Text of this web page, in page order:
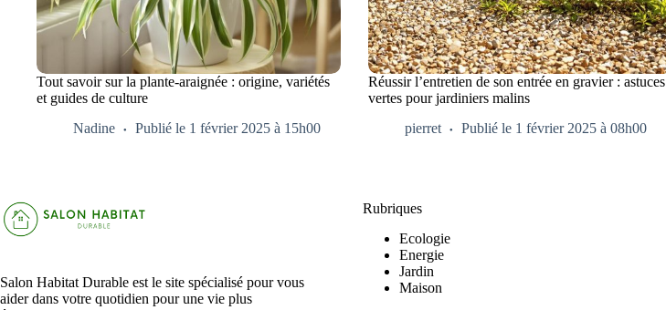
Tout savoir sur la plante-araignée : origine, variétés
et guides de culture
Nadine
Publié le 1 février 2025 à 15h00
Réussir l’entretien de son entrée en gravier : astuces
vertes pour jardiniers malins
pierret
Publié le 1 février 2025 à 08h00
Salon Habitat Durable est le site spécialisé pour vous
aider dans votre quotidien pour une vie plus
Rubriques
Ecologie
Energie
Jardin
Maison